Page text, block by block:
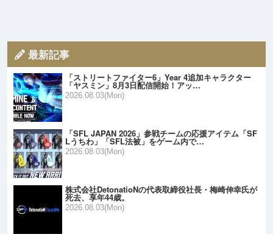
最新記事
「ストリートファイター6」Year 4追加キャラクター
「ヤスミン」8月3日配信開始！アッ…
2026.08.03(Mon)
「SFL JAPAN 2026」参戦チームの応援アイテム「SF
Lうちわ」「SFL法被」をゲーム内で…
2026.08.03(Mon)
株式会社DetonatioNの代表取締役社長・梅崎伸幸氏が
死去、享年44歳。
2026.08.03(Mon)